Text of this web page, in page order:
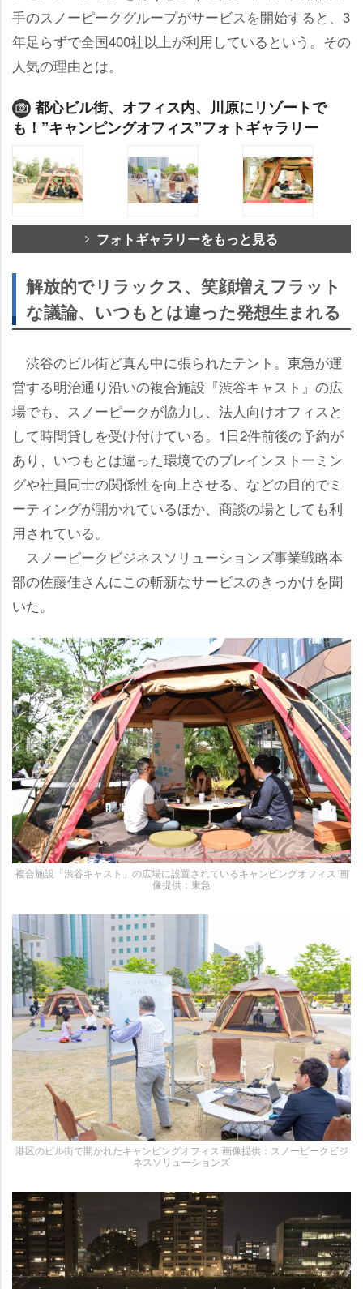
手のスノーピークグループがサービスを開始すると、3
年足らずで全国400社以上が利用しているという。その
人気の理由とは。
都心ビル街、オフィス内、川原にリゾートで
も！”キャンピングオフィス”フォトギャラリー
フォトギャラリーをもっと見る
解放的でリラックス、笑顔増えフラット
な議論、いつもとは違った発想生まれる
渋谷のビル街ど真ん中に張られたテント。東急が運
営する明治通り沿いの複合施設『渋谷キャスト』の広
場でも、スノーピークが協力し、法人向けオフィスと
して時間貸しを受け付けている。1日2件前後の予約が
あり、いつもとは違った環境でのブレインストーミン
グや社員同士の関係性を向上させる、などの目的でミ
ーティングが開かれているほか、商談の場としても利
用されている。
スノーピークビジネスソリューションズ事業戦略本
部の佐藤佳さんにこの斬新なサービスのきっかけを聞
いた。
複合施設「渋谷キャスト」の広場に設置されているキャンピングオフィス 画
像提供：東急
港区のビル街で開かれたキャンピングオフィス 画像提供：スノーピークビジ
ネスソリューションズ